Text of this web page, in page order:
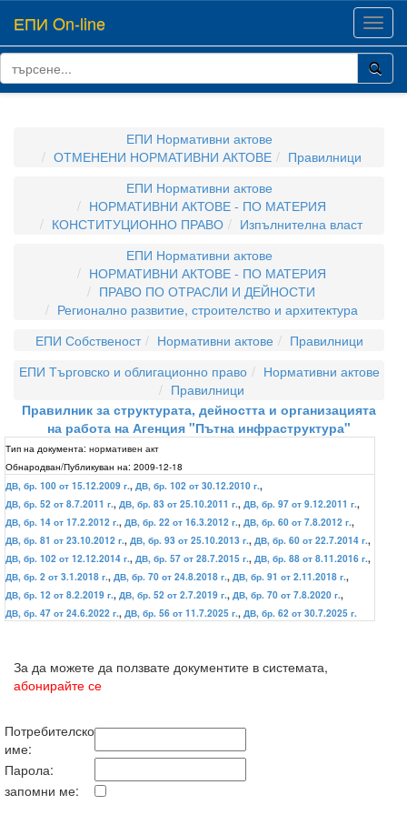
ЕПИ On-line
ЕПИ Нормативни актове
ОТМЕНЕНИ НОРМАТИВНИ АКТОВЕ
Правилници
ЕПИ Нормативни актове
НОРМАТИВНИ АКТОВЕ - ПО МАТЕРИЯ
КОНСТИТУЦИОННО ПРАВО
Изпълнителна власт
ЕПИ Нормативни актове
НОРМАТИВНИ АКТОВЕ - ПО МАТЕРИЯ
ПРАВО ПО ОТРАСЛИ И ДЕЙНОСТИ
Регионално развитие, строителство и архитектура
ЕПИ Собственост
Нормативни актове
Правилници
ЕПИ Търговско и облигационно право
Нормативни актове
Правилници
Правилник за структурата, дейността и организацията
на работа на Агенция "Пътна инфраструктура"
Тип на документа: нормативен акт
Обнародван/Публикуван на: 2009-12-18
ДВ, бр. 100 от 15.12.2009 г., ДВ, бр. 102 от 30.12.2010 г.,
ДВ, бр. 52 от 8.7.2011 г., ДВ, бр. 83 от 25.10.2011 г., ДВ, бр. 97 от 9.12.2011 г.,
ДВ, бр. 14 от 17.2.2012 г., ДВ, бр. 22 от 16.3.2012 г., ДВ, бр. 60 от 7.8.2012 г.,
ДВ, бр. 81 от 23.10.2012 г., ДВ, бр. 93 от 25.10.2013 г., ДВ, бр. 60 от 22.7.2014 г.,
ДВ, бр. 102 от 12.12.2014 г., ДВ, бр. 57 от 28.7.2015 г., ДВ, бр. 88 от 8.11.2016 г.,
ДВ, бр. 2 от 3.1.2018 г., ДВ, бр. 70 от 24.8.2018 г., ДВ, бр. 91 от 2.11.2018 г.,
ДВ, бр. 12 от 8.2.2019 г., ДВ, бр. 52 от 2.7.2019 г., ДВ, бр. 70 от 7.8.2020 г.,
ДВ, бр. 47 от 24.6.2022 г., ДВ, бр. 56 от 11.7.2025 г., ДВ, бр. 62 от 30.7.2025 г.
За да можете да ползвате документите в системата,
абонирайте се
Потребителско
име:
Парола:
запомни ме: